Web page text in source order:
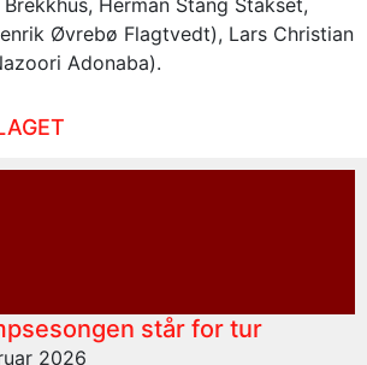
Herman Stang Stakset,
Øvrebø Flagtvedt), Lars Christian
Adonaba).
står for tur
2026